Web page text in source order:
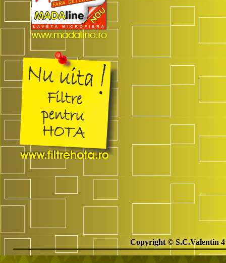
Copyright © S.C.Valentin